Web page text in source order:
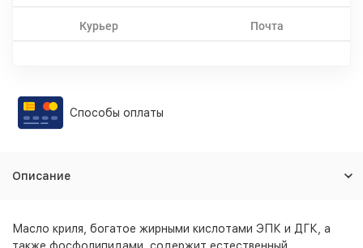
Курьер Почта
Способы оплаты
Описание
Масло криля, богатое жирными кислотами ЭПК и ДГК, а